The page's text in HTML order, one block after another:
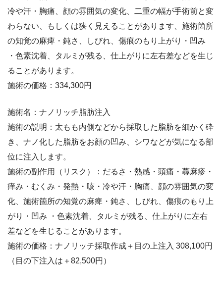
冷や汗・胸痛、顔の雰囲気の変化、二重の幅が手術前と変
わらない、もしくは狭く見えることがあります、施術箇所
の知覚の麻痺・鈍さ、しびれ、傷痕のもり上がり・凹み
・色素沈着、タルミが残る、仕上がりに左右差などを生じ
ることがあります。
施術の価格：334,300円
施術名：ナノリッチ脂肪注入
施術の説明：太もも内側などから採取した脂肪を細かく砕
き、ナノ化した脂肪をお顔の凹み、シワなどが気になる部
位に注入します。
施術の副作用（リスク）：だるさ・熱感・頭痛・蕁麻疹・
痒み・むくみ・発熱・咳・冷や汗・胸痛、顔の雰囲気の変
化、施術箇所の知覚の麻痺・鈍さ、しびれ、傷痕のもり上
がり・凹み ・色素沈着、タルミが残る、仕上がりに左右
差などを生じることがあります。
施術の価格：ナノリッチ採取作成＋目の上注入 308,100円
（目の下注入は＋82,500円）